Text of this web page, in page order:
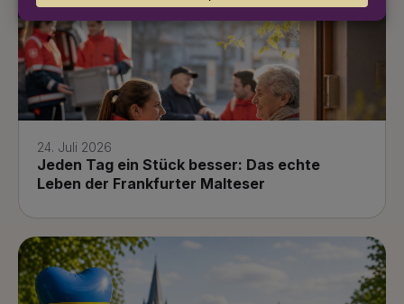
24. Juli 2026
Jeden Tag ein Stück besser: Das echte
Leben der Frankfurter Malteser